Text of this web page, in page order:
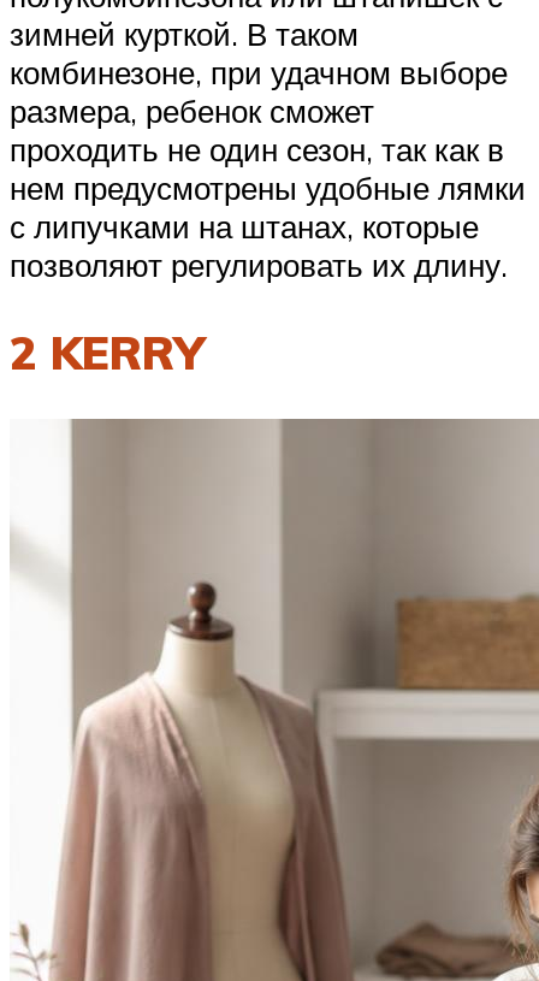
зимней курткой. В таком
комбинезоне, при удачном выборе
размера, ребенок сможет
проходить не один сезон, так как в
нем предусмотрены удобные лямки
с липучками на штанах, которые
позволяют регулировать их длину.
2 KERRY